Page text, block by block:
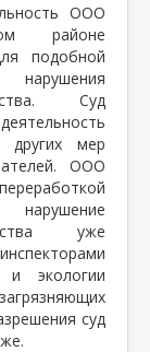
ООО
районе
подобной
нарушения
Суд
других мер
ООО
уже
и экологии
суд